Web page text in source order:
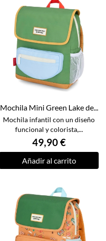
Mochila Mini Green Lake de...
Mochila infantil con un diseño
funcional y colorista,...
49,90 €
Añadir al carrito